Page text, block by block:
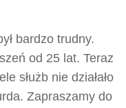
bardzo trudny.
od 25 lat. Teraz
służb nie działało
Zapraszamy do